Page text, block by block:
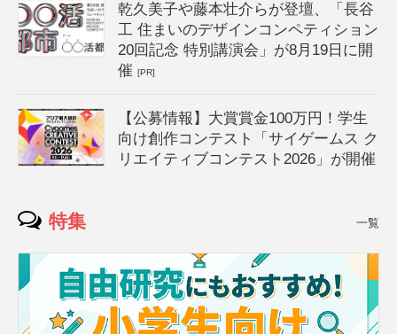
乾久美子や藤本壮介らが登壇、「長谷
工 住まいのデザインコンペティション
20回記念 特別講演会」が8月19日に開
催[PR]
【公募情報】大賞賞金100万円！学生
向け創作コンテスト「サイゲームス ク
リエイティブコンテスト2026」が開催
特集 一覧